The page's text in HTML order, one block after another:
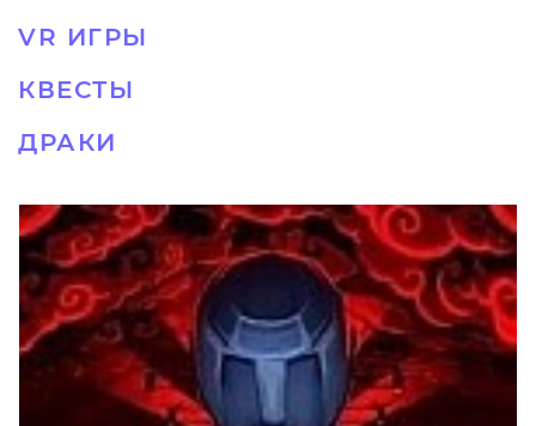
VR ИГРЫ
КВЕСТЫ
ДРАКИ